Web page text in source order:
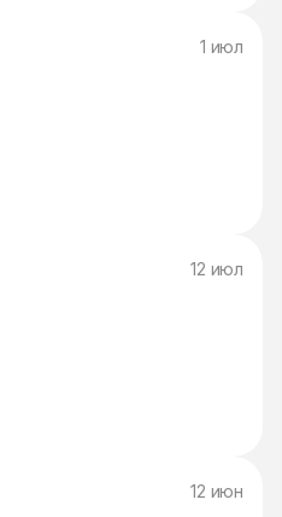
1 июл
12 июл
12 июн